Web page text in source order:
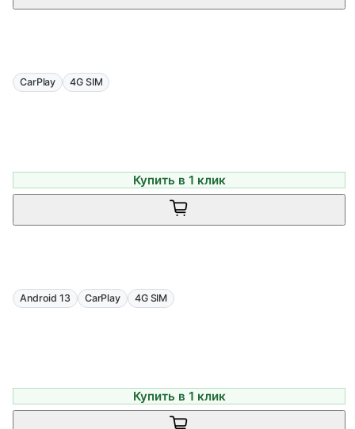
CarPlay 4G SIM
Купить в 1 клик
Android 13 CarPlay 4G SIM
Купить в 1 клик